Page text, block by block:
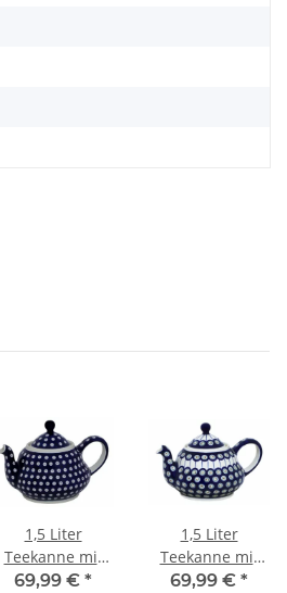
1,5 Liter
Teekanne mit
bauchiger
69,99 € *
1,5 Liter
Teekanne mit
bauchiger
69,99 € *